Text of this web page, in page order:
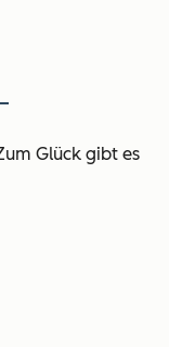
Glück gibt es